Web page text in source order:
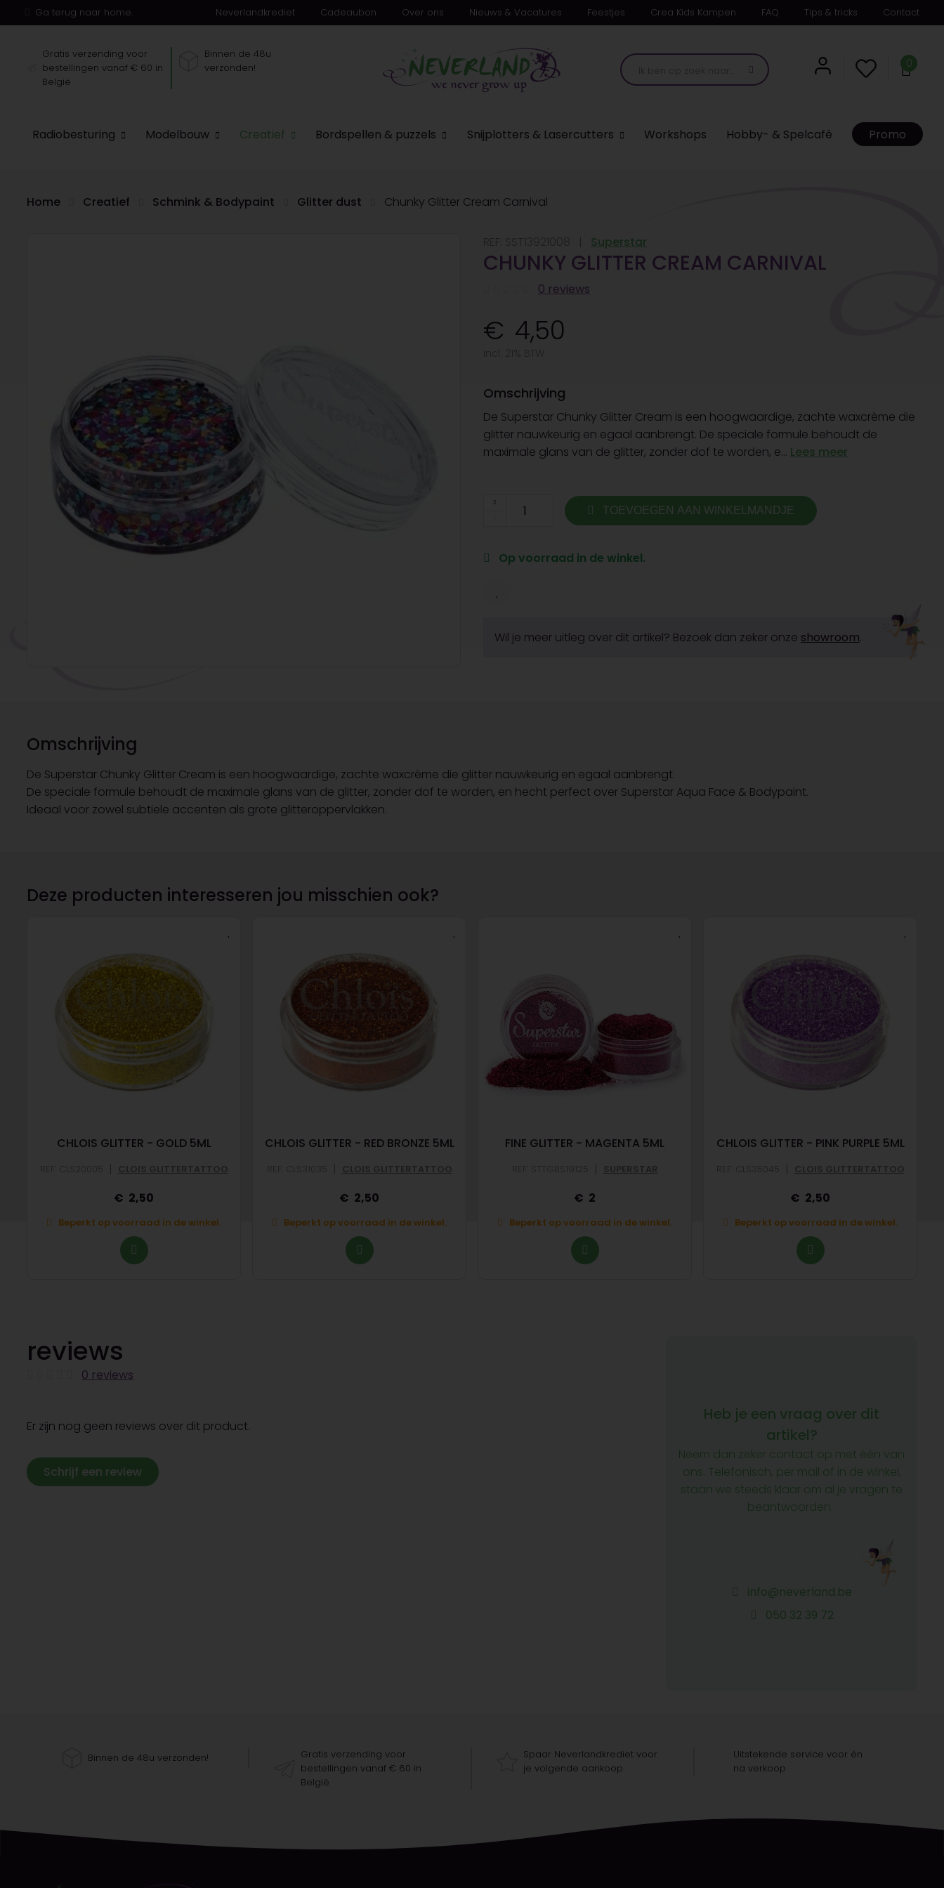
Ga terug naar home. Neverlandkrediet Cadeaubon Over ons Nieuws & Vacatures Feestjes Crea Kids Kampen FAQ Tips & tricks Contact
Gratis verzending voor
bestellingen vanaf € 60 in
België
Binnen de 48u
verzonden!
0
Radiobesturing Modelbouw Creatief Bordspellen & puzzels Snijplotters & Lasercutters Workshops Hobby- & Spelcafé Promo
Home Creatief Schmink & Bodypaint Glitter dust Chunky Glitter Cream Carnival
Superstar
CHUNKY GLITTER CREAM CARNIVAL
0 reviews
4,50
Omschrijving
De Superstar Chunky Glitter Cream is een hoogwaardige, zachte waxcrème die
glitter nauwkeurig en egaal aanbrengt. De speciale formule behoudt de
maximale glans van de glitter, zonder dof te worden, e... Lees meer
TOEVOEGEN AAN WINKELMANDJE
Op voorraad in de winkel.
Wil je meer uitleg over dit artikel? Bezoek dan zeker onze showroom.
Omschrijving
De Superstar Chunky Glitter Cream is een hoogwaardige, zachte waxcrème die glitter nauwkeurig en egaal aanbrengt.
De speciale formule behoudt de maximale glans van de glitter, zonder dof te worden, en hecht perfect over Superstar Aqua Face & Bodypaint.
Ideaal voor zowel subtiele accenten als grote glitteroppervlakken.
Deze producten interesseren jou misschien ook?
CHLOIS GLITTER - GOLD 5ML
| CLOIS GLITTERTATTOO
2,50
Beperkt op voorraad in de winkel.
CHLOIS GLITTER - RED BRONZE 5ML
| CLOIS GLITTERTATTOO
2,50
Beperkt op voorraad in de winkel.
FINE GLITTER - MAGENTA 5ML
REF: STTGBS19125 | SUPERSTAR
2
Beperkt op voorraad in de winkel.
CHLOIS GLITTER - PINK PURPLE 5ML
REF: CLS35045 | CLOIS GLITTERTATTOO
2,50
Beperkt op voorraad in de winkel.
reviews
0 reviews
Er zijn nog geen reviews over dit product.
Schrijf een review
Heb je een vraag over dit
artikel?
Neem dan zeker contact op met één van
ons. Telefonisch, per mail of in de winkel,
staan we steeds klaar om al je vragen te
beantwoorden.
info@neverland.be
050 32 39 72
Binnen de 48u verzonden!
Gratis verzending voor
bestellingen vanaf € 60 in
België
Spaar Neverlandkrediet voor
je volgende aankoop
Uitstekende service voor én
na verkoop